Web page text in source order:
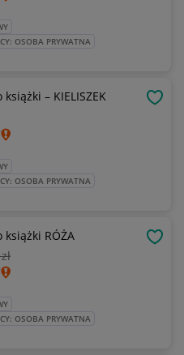
OSOBA PRYWATNA
książki – KIELISZEK
OSOBA PRYWATNA
książki RÓŻA
OSOBA PRYWATNA